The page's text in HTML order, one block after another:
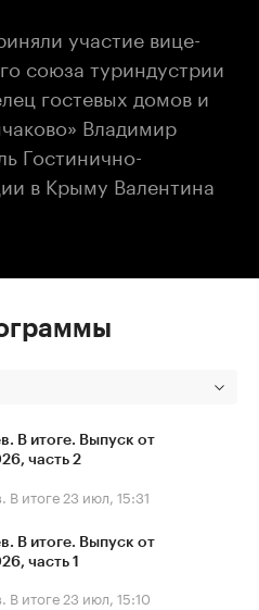
участие вице-
союза туриндустрии
гостевых домов и
Владимир
Гостинично-
в Крыму Валентина
В итоге. Выпуск от
часть 2
В итоге 23 июл, 15:31
В итоге. Выпуск от
часть 1
В итоге 23 июл, 15:10